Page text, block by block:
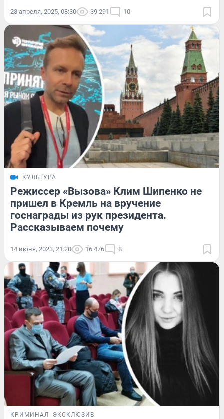
28 апреля, 2025, 08:30 39 291 10
КУЛЬТУРА
Режиссер «Вызова» Клим Шипенко не
пришел в Кремль на вручение
госнаграды из рук президента.
Рассказываем почему
14 июня, 2023, 21:20 16 476 8
КРИМИНАЛ ЭКСКЛЮЗИВ